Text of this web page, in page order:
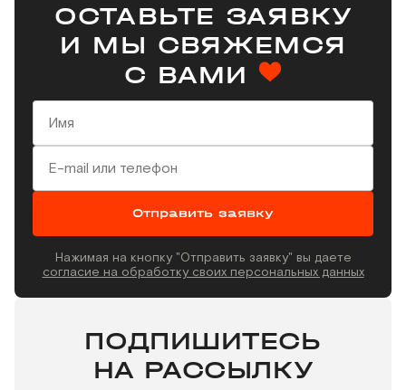
ОСТАВЬТЕ ЗАЯВКУ
И МЫ СВЯЖЕМСЯ
С ВАМИ
Отправить заявку
Нажимая на кнопку "Отправить заявку" вы даете
согласие на обработку своих персональных данных
ПОДПИШИТЕСЬ
НА РАССЫЛКУ